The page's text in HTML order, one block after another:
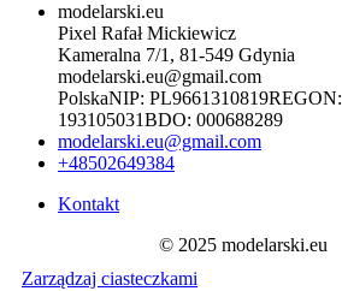
modelarski.eu
Pixel Rafał Mickiewicz
Kameralna 7/1, 81-549 Gdynia
modelarski.eu@gmail.com
PolskaNIP: PL9661310819REGON:
193105031BDO: 000688289
modelarski.eu@gmail.com
+48502649384
Kontakt
© 2025 modelarski.eu
Zarządzaj ciasteczkami